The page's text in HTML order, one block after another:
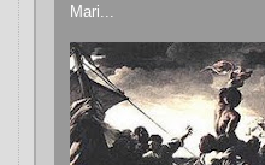
Mari...